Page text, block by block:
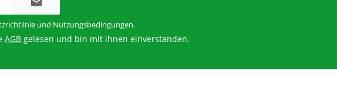
und Nutzungsbedingungen.
AGB gelesen und bin mit ihnen einverstanden.